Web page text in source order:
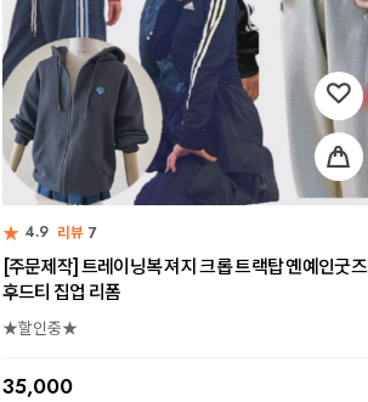
★ 4.9 리뷰 7
[주문제작] 트레이닝복 져지 크롭 트랙탑 옌예인굿즈
후드티 집업 리폼
★할인중★
35,000